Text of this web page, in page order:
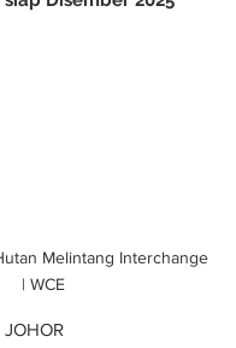
Melintang Interchange
| WCE
JOHOR